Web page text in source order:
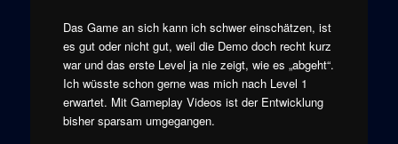
Das Game an sich kann ich schwer einschätzen, ist
es gut oder nicht gut, weil die Demo doch recht kurz
war und das erste Level ja nie zeigt, wie es „abgeht“.
Ich wüsste schon gerne was mich nach Level 1
erwartet. Mit Gameplay Videos ist der Entwicklung
bisher sparsam umgegangen.